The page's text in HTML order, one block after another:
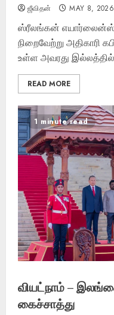
ஜீவிதன் MAY 8, 2026
ஸ்ரீலங்கன் எயார்லைன்ஸ்
நிறைவேற்று அதிகாரி
உள்ள அவரது
READ MORE
1 minute read
வியட்நாம் –
கைச்சாத்து